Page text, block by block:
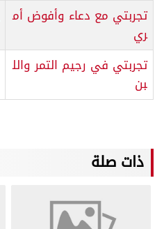
تجربتي مع دعاء وأفوض أم
ري
تجربتي في رجيم التمر والل
بن
ذات صلة